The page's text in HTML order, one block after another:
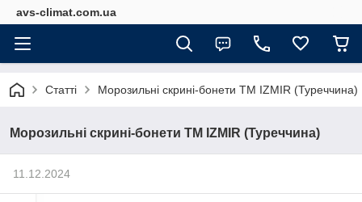
avs-climat.com.ua
Статті Морозильні скрині-бонети ТМ IZMIR (Туреччина)
Морозильні скрині-бонети ТМ IZMIR (Туреччина)
11.12.2024